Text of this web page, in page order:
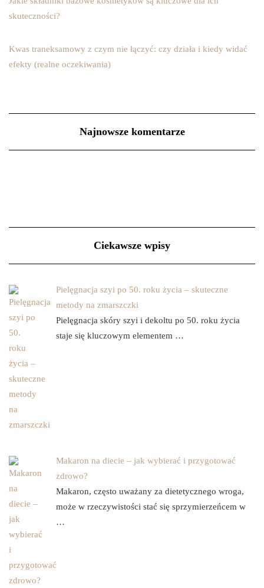
skuteczności?
Kwas traneksamowy z czym nie łączyć: czy działa i kiedy widać
efekty (realne oczekiwania)
Najnowsze komentarze
Ciekawsze wpisy
Pielęgnacja szyi po 50. roku życia – skuteczne
metody na zmarszczki
Pielęgnacja skóry szyi i dekoltu po 50. roku życia
staje się kluczowym elementem …
Makaron na diecie – jak wybierać i przygotować
zdrowo?
Makaron, często uważany za dietetycznego wroga,
może w rzeczywistości stać się sprzymierzeńcem w
…